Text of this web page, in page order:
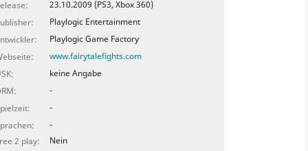
23.10.2009 (PS3, Xbox 360)
Playlogic Entertainment
Playlogic Game Factory
www.fairytalefights.com
keine Angabe
-
-
-
2 play:
Nein